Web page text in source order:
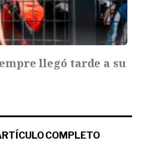
llegó tarde a su
COMPLETO